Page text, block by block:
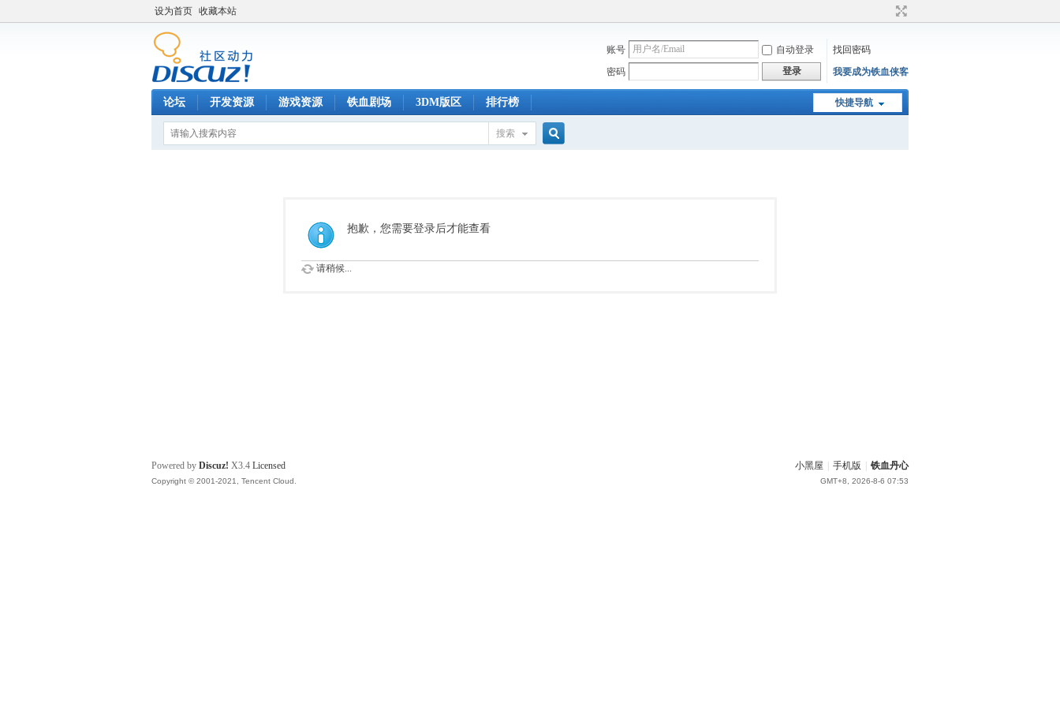
设为首页 收藏本站
账号 自动登录
找回密码
密码
登录 我要成为铁血侠客
快捷导航
论坛 开发资源 游戏资源 铁血剧场 3DM版区 排行榜
搜索
抱歉，您需要登录后才能查看
请稍候...
小黑屋 手机版 铁血丹心
GMT+8, 2026-8-6 07:53
Powered by Discuz! X3.4 Licensed
Copyright © 2001-2021, Tencent Cloud.